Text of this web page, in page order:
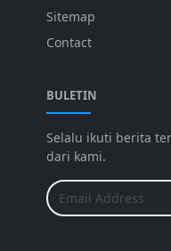
Sitemap
Contact
BULETIN
Selalu ikuti berita
dari kami.